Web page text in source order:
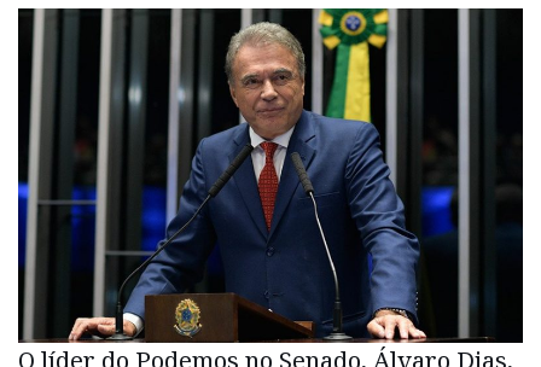
O líder do Podemos no Senado, Álvaro Dias,